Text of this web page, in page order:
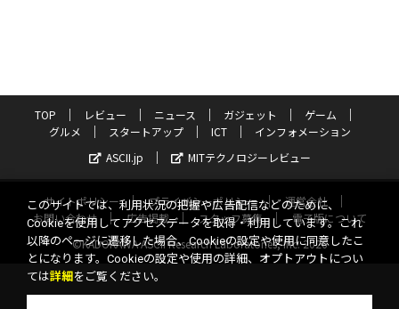
TOP レビュー ニュース ガジェット
ゲーム
グルメ
スタートアップ ICT
インフォメーション
ASCII.jp
MITテクノロジーレビュー
サイトポリシー プライバシーポリシー
運営会社
お問い合わせ
広告掲載 スタッフ募集
電子版について
©KADOKAWA ASCII Research Laboratories, Inc. 2026
このサイトでは、利用状況の把握や広告配信などのために、
Cookieを使用してアクセスデータを取得・利用しています。これ
以降のページに遷移した場合、Cookieの設定や使用に同意したこ
とになります。Cookieの設定や使用の詳細、オプトアウトについ
ては詳細 をご覧ください。